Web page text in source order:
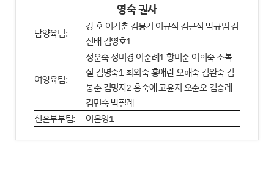
영숙 권사
남양육팀:
강 호 이기춘 김봉기 이규석 김근석 박규범 김
진배 김영호1
여양육팀:
정운숙 정미경 이순례1 황미순 이희숙 조복
실 김명숙1 최외숙 홍애란 오해숙 김완숙 김
봉순 김명자2 홍숙애 고윤지 오순오 김승례
김민숙 박필례
신혼부부팀:
이은영1